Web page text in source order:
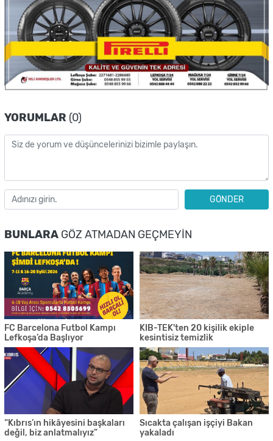
YORUMLAR (0)
GÖNDER
BUNLARA GÖZ ATMADAN GEÇMEYIN
FC Barcelona Futbol Kampı
Lefkoşa’da Başlıyor
KIB-TEK'ten 20 kişilik ekiple
kesintisiz temizlik
“Kıbrıs’ın hikâyesini başkaları
değil, biz anlatmalıyız”
Sıcakta çalışan işçiyi Bakan
yakaladı